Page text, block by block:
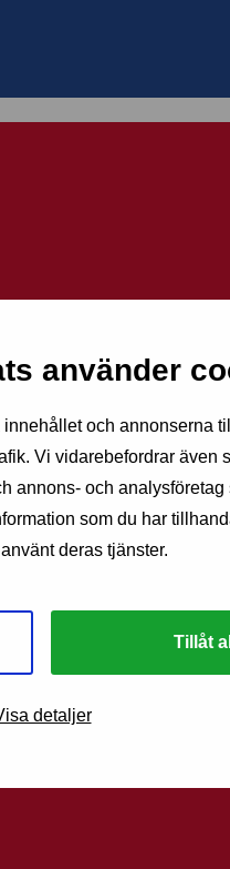
använder
och annonserna
Vi vidarebefordrar även
annons- och
som du har
deras tjänster.
Tillåt
detaljer